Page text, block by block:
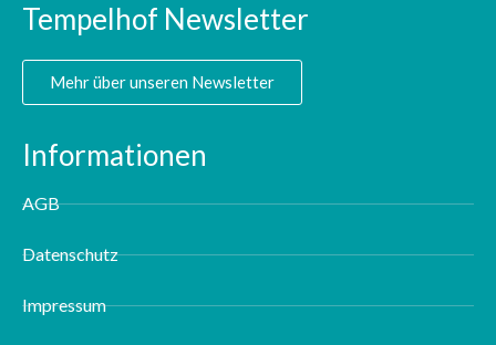
Tempelhof Newsletter
Mehr über unseren Newsletter
Informationen
AGB
Datenschutz
Impressum